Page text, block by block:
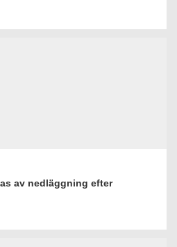
av nedläggning efter